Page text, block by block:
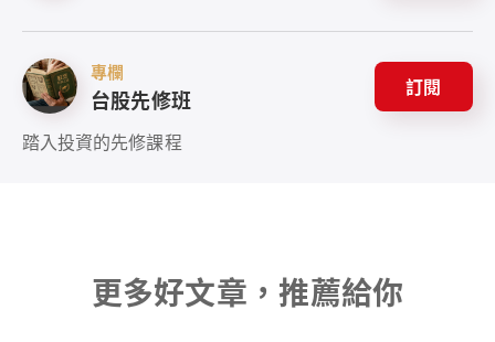
專欄
台股先修班 訂閱
踏入投資的先修課程
更多好文章，推薦給你